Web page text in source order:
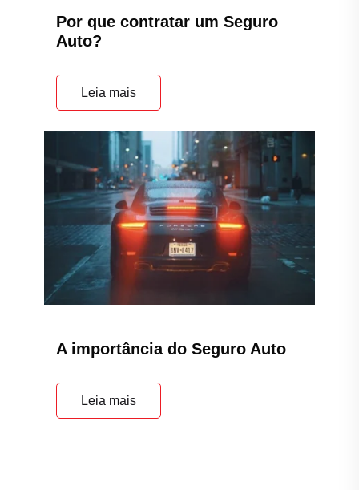
Por que contratar um Seguro
Auto?
Leia mais
A importância do Seguro Auto
Leia mais